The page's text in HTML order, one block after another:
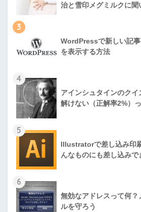
治と雪印メグミルクに聞
3
WordPressで新しい記
を表示する方法
4
アインシュタインのク
解けない（正解率2%）
5
Illustratorで差し込み印
んなものにも差し込みで
6
無効なアドレスって何
ルを守ろう